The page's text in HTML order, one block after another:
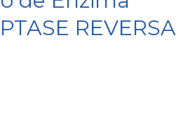
REVERSA